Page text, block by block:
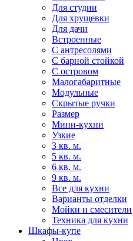
Для студии
Для хрущевки
Для дачи
Встроенные
С антресолями
С барной стойкой
С островом
Малогабаритные
Модульные
Скрытые ручки
Размер
Мини-кухни
Узкие
3 кв. м.
5 кв. м.
6 кв. м.
9 кв. м.
Все для кухни
Варианты отделки
Мойки и смесители
Техника для кухни
Шкафы-купе